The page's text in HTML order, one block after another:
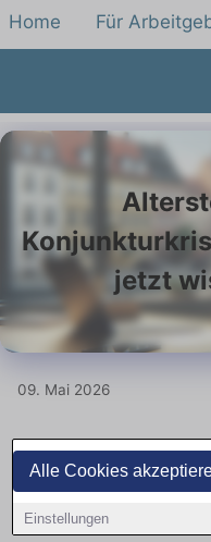
Alle Cookies
Einstellungen
Home Für
jetzt
09. Mai 2026
Altersteilzeit
die Rente,